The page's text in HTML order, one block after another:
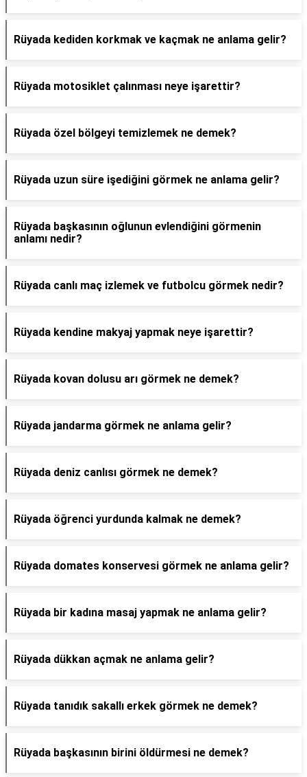
Rüyada kediden korkmak ve kaçmak ne anlama gelir?
Rüyada motosiklet çalınması neye işarettir?
Rüyada özel bölgeyi temizlemek ne demek?
Rüyada uzun süre işediğini görmek ne anlama gelir?
Rüyada başkasının oğlunun evlendiğini görmenin
anlamı nedir?
Rüyada canlı maç izlemek ve futbolcu görmek nedir?
Rüyada kendine makyaj yapmak neye işarettir?
Rüyada kovan dolusu arı görmek ne demek?
Rüyada jandarma görmek ne anlama gelir?
Rüyada deniz canlısı görmek ne demek?
Rüyada öğrenci yurdunda kalmak ne demek?
Rüyada domates konservesi görmek ne anlama gelir?
Rüyada bir kadına masaj yapmak ne anlama gelir?
Rüyada dükkan açmak ne anlama gelir?
Rüyada tanıdık sakallı erkek görmek ne demek?
Rüyada başkasının birini öldürmesi ne demek?